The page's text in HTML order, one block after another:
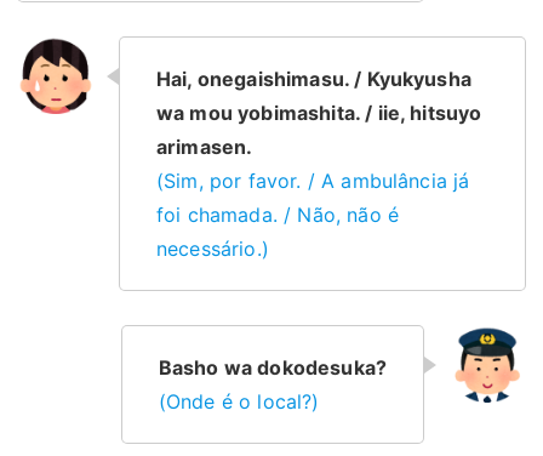
Hai, onegaishimasu. / Kyukyusha
wa mou yobimashita. / iie, hitsuyo
arimasen.
(Sim, por favor. / A ambulância já
foi chamada. / Não, não é
necessário.)
Basho wa dokodesuka?
(Onde é o local?)